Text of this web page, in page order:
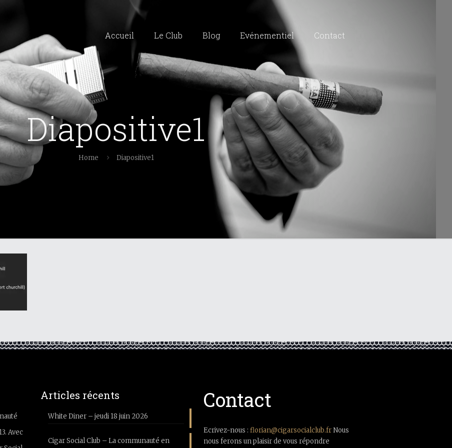
Accueil Le Club Blog Evénementiel Contact
Diapositive1
Home Diapositive1
Avec
Articles récents
White Diner – jeudi 18 juin 2026
Cigar Social Club – La communauté en
Contact
Ecrivez-nous :florian@cigarsocialclub.frNous
nous ferons un plaisir de vous répondre